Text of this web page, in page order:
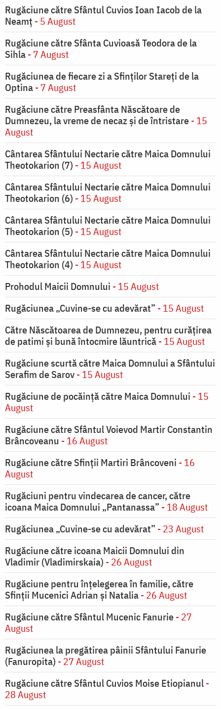
Rugăciune către Sfântul Cuvios Ioan Iacob de la
Neamț - 5 August
Rugăciune către Sfânta Cuvioasă Teodora de la
Sihla- 7 August
Rugăciunea de fiecare zi a Sfinților Stareți de la
Optina- 7 August
Rugăciune către Preasfânta Născătoare de
Dumnezeu, la vreme de necaz şi de întristare- 15
August
Cântarea Sfântului Nectarie către Maica Domnului
Theotokarion (7) - 15 August
Cântarea Sfântului Nectarie către Maica Domnului
Theotokarion (6) - 15 August
Cântarea Sfântului Nectarie către Maica Domnului
Theotokarion (5) - 15 August
Cântarea Sfântului Nectarie către Maica Domnului
Theotokarion (4) - 15 August
Prohodul Maicii Domnului - 15 August
Rugăciunea „Cuvine-se cu adevărat” - 15 August
Către Născătoarea de Dumnezeu, pentru curățirea
de patimi și bună întocmire lăuntrică- 15 August
Rugăciune scurtă către Maica Domnului a Sfântului
Serafim de Sarov- 15 August
Rugăciune de pocăinţă către Maica Domnului - 15
August
Rugăciune către Sfântul Voievod Martir Constantin
Brâncoveanu - 16 August
Rugăciune către Sfinții Martiri Brâncoveni - 16
August
Rugăciuni pentru vindecarea de cancer, către
icoana Maica Domnului „Pantanassa” - 18 August
Rugăciunea „Cuvine-se cu adevărat” - 23 August
Rugăciune către icoana Maicii Domnului din
Vladimir (Vladimirskaia) - 26 August
Rugăciune pentru înţelegerea în familie, către
Sfinţii Mucenici Adrian şi Natalia- 26 August
Rugăciune către Sfântul Mucenic Fanurie- 27
August
Rugăciunea la pregătirea pâinii Sfântului Fanurie
(Fanuropita) - 27 August
Rugăciune către Sfântul Cuvios Moise Etiopianul-
28 August